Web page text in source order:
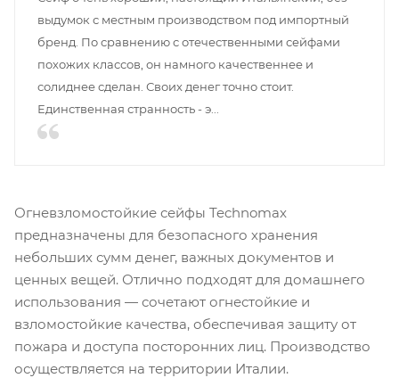
выдумок с местным производством под импортный
бренд. По сравнению с отечественными сейфами
похожих классов, он намного качественнее и
солиднее сделан. Своих денег точно стоит.
Единственная странность - э...
Огневзломостойкие сейфы Technomax
предназначены для безопасного хранения
небольших сумм денег, важных документов и
ценных вещей. Отлично подходят для домашнего
использования — сочетают огнестойкие и
взломостойкие качества, обеспечивая защиту от
пожара и доступа посторонних лиц. Производство
осуществляется на территории Италии.